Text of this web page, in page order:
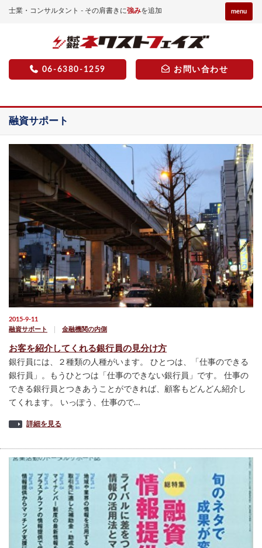
士業・コンサルタント - その肩書きに強みを追加 menu
06-6380-1259 お問い合わせ
融資サポート
2015-9-11
融資サポート
金融機関の内側
お客を紹介してくれる銀行員の見分け方
銀行員には、２種類の人種がいます。 ひとつは、「仕事のできる
銀行員」。もうひとつは「仕事のできない銀行員」です。 仕事の
できる銀行員とつきあうことができれば、顧客もどんどん紹介し
てくれます。 いっぽう、仕事ので…
詳細を見る